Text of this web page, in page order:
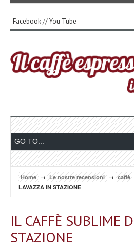
Facebook//You Tube
Home → Le nostre recensioni → caffè
LAVAZZA IN STAZIONE
IL CAFFÈ SUBLIME
STAZIONE